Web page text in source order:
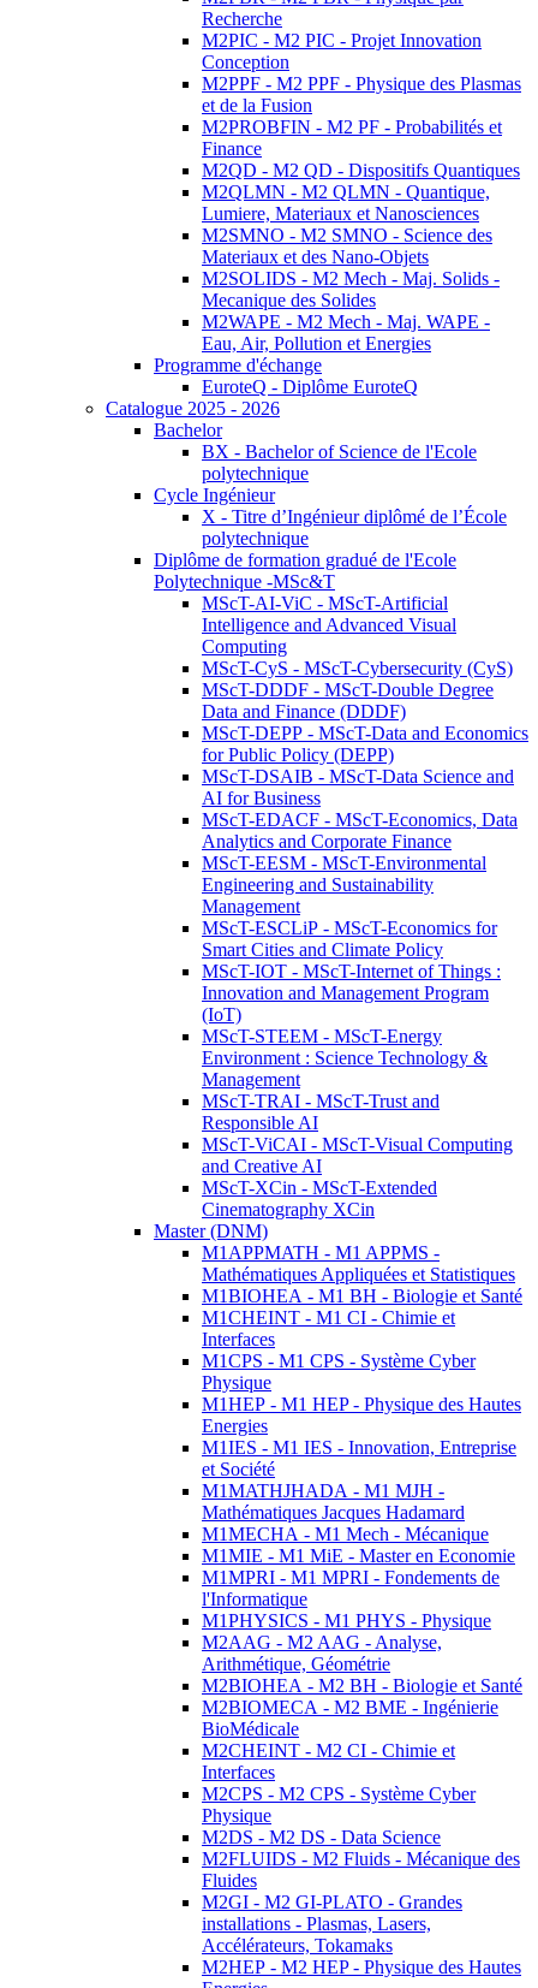
Recherche
M2PIC - M2 PIC - Projet Innovation
Conception
M2PPF - M2 PPF - Physique des Plasmas
et de la Fusion
M2PROBFIN - M2 PF - Probabilités et
Finance
M2QD - M2 QD - Dispositifs Quantiques
M2QLMN - M2 QLMN - Quantique,
Lumiere, Materiaux et Nanosciences
M2SMNO - M2 SMNO - Science des
Materiaux et des Nano-Objets
M2SOLIDS - M2 Mech - Maj. Solids -
Mecanique des Solides
M2WAPE - M2 Mech - Maj. WAPE -
Eau, Air, Pollution et Energies
Programme d'échange
EuroteQ - Diplôme EuroteQ
Catalogue 2025 - 2026
Bachelor
BX - Bachelor of Science de l'Ecole
polytechnique
Cycle Ingénieur
X - Titre d’Ingénieur diplômé de l’École
polytechnique
Diplôme de formation gradué de l'Ecole
Polytechnique -MSc&T
MScT-AI-ViC - MScT-Artificial
Intelligence and Advanced Visual
Computing
MScT-CyS - MScT-Cybersecurity (CyS)
MScT-DDDF - MScT-Double Degree
Data and Finance (DDDF)
MScT-DEPP - MScT-Data and Economics
for Public Policy (DEPP)
MScT-DSAIB - MScT-Data Science and
AI for Business
MScT-EDACF - MScT-Economics, Data
Analytics and Corporate Finance
MScT-EESM - MScT-Environmental
Engineering and Sustainability
Management
MScT-ESCLiP - MScT-Economics for
Smart Cities and Climate Policy
MScT-IOT - MScT-Internet of Things :
Innovation and Management Program
(IoT)
MScT-STEEM - MScT-Energy
Environment : Science Technology &
Management
MScT-TRAI - MScT-Trust and
Responsible AI
MScT-ViCAI - MScT-Visual Computing
and Creative AI
MScT-XCin - MScT-Extended
Cinematography XCin
Master (DNM)
M1APPMATH - M1 APPMS -
Mathématiques Appliquées et Statistiques
M1BIOHEA - M1 BH - Biologie et Santé
M1CHEINT - M1 CI - Chimie et
Interfaces
M1CPS - M1 CPS - Système Cyber
Physique
M1HEP - M1 HEP - Physique des Hautes
Energies
M1IES - M1 IES - Innovation, Entreprise
et Société
M1MATHJHADA - M1 MJH -
Mathématiques Jacques Hadamard
M1MECHA - M1 Mech - Mécanique
M1MIE - M1 MiE - Master en Economie
M1MPRI - M1 MPRI - Fondements de
l'Informatique
M1PHYSICS - M1 PHYS - Physique
M2AAG - M2 AAG - Analyse,
Arithmétique, Géométrie
M2BIOHEA - M2 BH - Biologie et Santé
M2BIOMECA - M2 BME - Ingénierie
BioMédicale
M2CHEINT - M2 CI - Chimie et
Interfaces
M2CPS - M2 CPS - Système Cyber
Physique
M2DS - M2 DS - Data Science
M2FLUIDS - M2 Fluids - Mécanique des
Fluides
M2GI - M2 GI-PLATO - Grandes
installations - Plasmas, Lasers,
Accélérateurs, Tokamaks
M2HEP - M2 HEP - Physique des Hautes